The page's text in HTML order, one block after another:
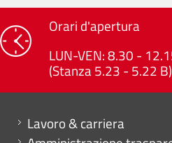
Orari d'apertura
LUN-VEN: 8.30 -
(Stanza 5.23 - 5.22 B)
Mini menu di servizio
Lavoro & carriera